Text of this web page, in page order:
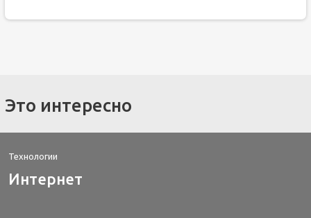
Это интересно
Технологии
Интернет